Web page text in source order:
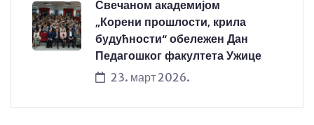
Свечаном академијом
„Корени прошлости, крила
будућности“ обележен Дан
Педагошког факултета Ужице
23. март 2026.